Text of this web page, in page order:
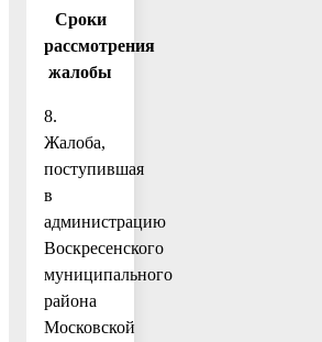
Сроки
рассмотрения
жалобы
8.
Жалоба,
поступившая
в
администрацию
Воскресенского
муниципального
района
Московской